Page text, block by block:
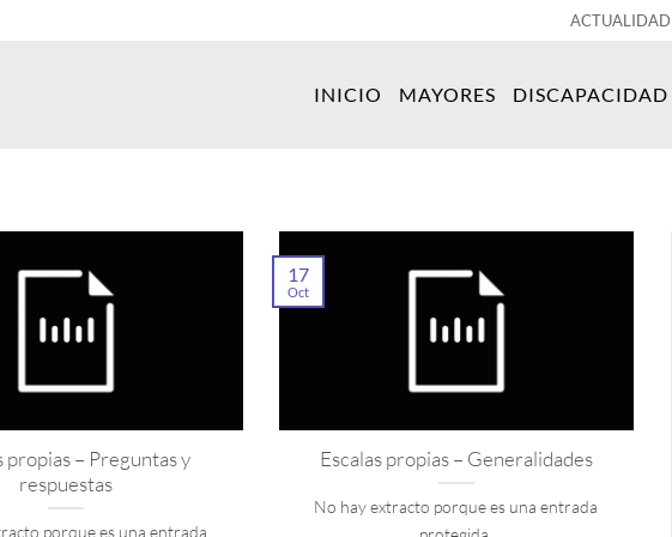
ACTUALIDAD
INICIO MAYORES DISCAPACIDAD
propias – Preguntas y
respuestas
porque es una entrada
Escalas propias – Generalidades
No hay extracto porque es una entrada
17
Oct